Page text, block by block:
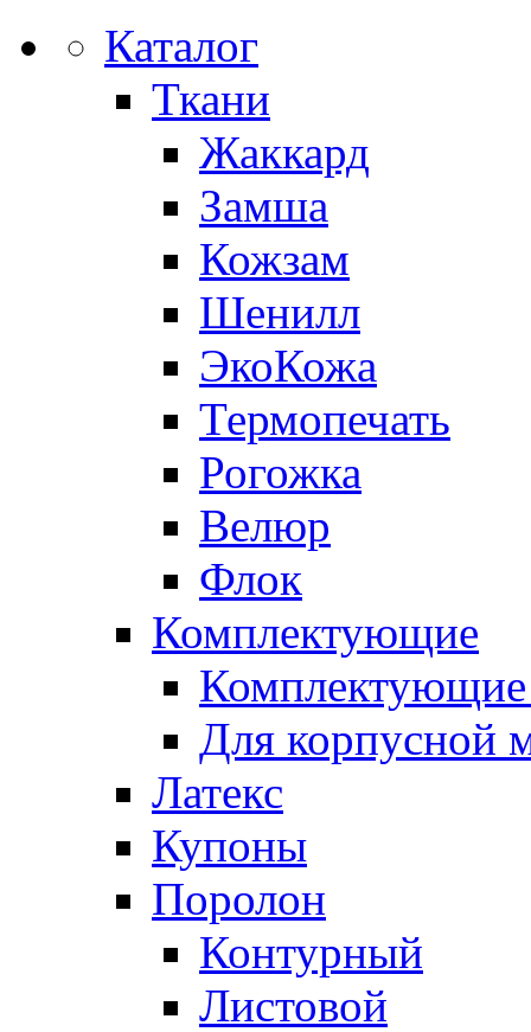
Каталог
Ткани
Жаккард
Замша
Кожзам
Шенилл
ЭкоКожа
Термопечать
Рогожка
Велюр
Флок
Комплектующие
Комплектующие
Для корпусной
Латекс
Купоны
Поролон
Контурный
Листовой